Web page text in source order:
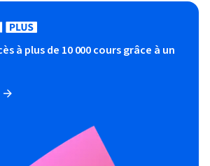
à plus de 10 000 cours grâce à un